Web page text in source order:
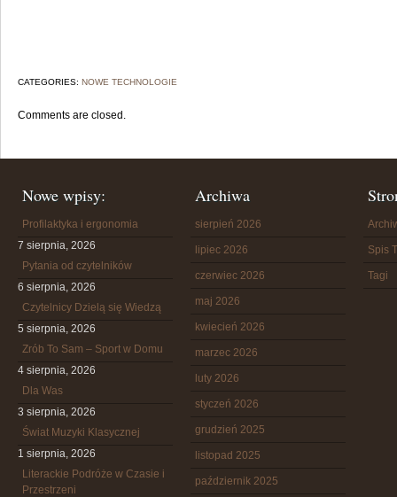
CATEGORIES: NOWE TECHNOLOGIE
Comments are closed.
Nowe wpisy:
Profilaktyka i ergonomia
7 sierpnia, 2026
Pytania od czytelników
6 sierpnia, 2026
Czytelnicy Dzielą się Wiedzą
5 sierpnia, 2026
Zrób To Sam – Sport w Domu
4 sierpnia, 2026
Dla Was
3 sierpnia, 2026
Świat Muzyki Klasycznej
1 sierpnia, 2026
Literackie Podróże w Czasie i
Przestrzeni
Archiwa
sierpień 2026
lipiec 2026
czerwiec 2026
maj 2026
kwiecień 2026
marzec 2026
luty 2026
styczeń 2026
grudzień 2025
listopad 2025
październik 2025
Spis
Tagi